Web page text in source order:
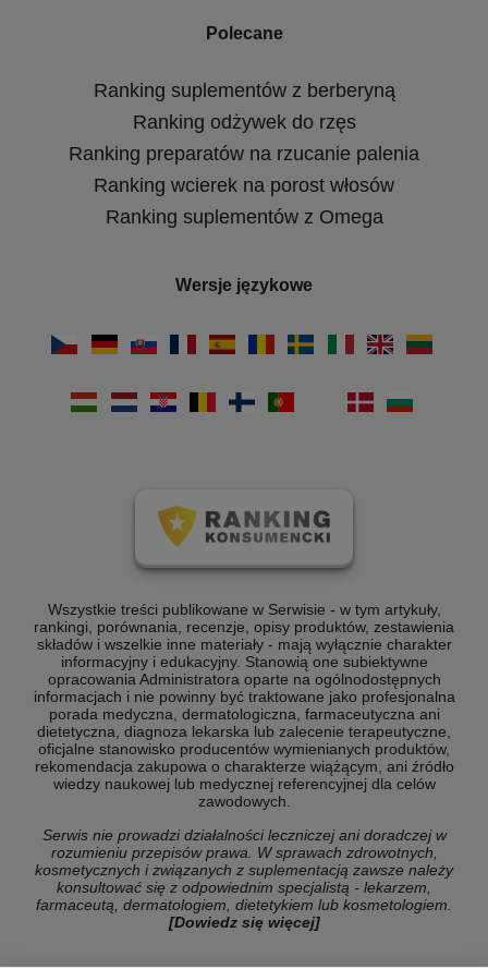
Polecane
Ranking suplementów z berberyną
Ranking odżywek do rzęs
Ranking preparatów na rzucanie palenia
Ranking wcierek na porost włosów
Ranking suplementów z Omega
Wersje językowe
Wszystkie treści publikowane w Serwisie - w tym artykuły,
rankingi, porównania, recenzje, opisy produktów, zestawienia
składów i wszelkie inne materiały - mają wyłącznie charakter
informacyjny i edukacyjny. Stanowią one subiektywne
opracowania Administratora oparte na ogólnodostępnych
informacjach i nie powinny być traktowane jako profesjonalna
porada medyczna, dermatologiczna, farmaceutyczna ani
dietetyczna, diagnoza lekarska lub zalecenie terapeutyczne,
oficjalne stanowisko producentów wymienianych produktów,
rekomendacja zakupowa o charakterze wiążącym, ani źródło
wiedzy naukowej lub medycznej referencyjnej dla celów
zawodowych.
Serwis nie prowadzi działalności leczniczej ani doradczej w
rozumieniu przepisów prawa. W sprawach zdrowotnych,
kosmetycznych i związanych z suplementacją zawsze należy
konsultować się z odpowiednim specjalistą - lekarzem,
farmaceutą, dermatologiem, dietetykiem lub kosmetologiem.
[Dowiedz się więcej]